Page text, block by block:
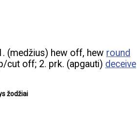
(medžius) hew off, hew round
cut off; 2. prk. (apgauti) deceive
žodžiai